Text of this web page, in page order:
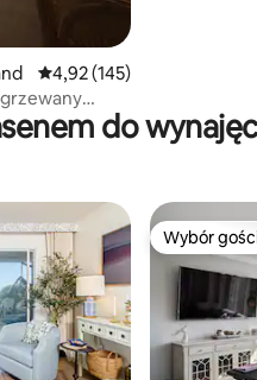
Średnia ocena: 4,92 na 5,
4,92 (145)
do
Wybór gości Wybór
Wybór